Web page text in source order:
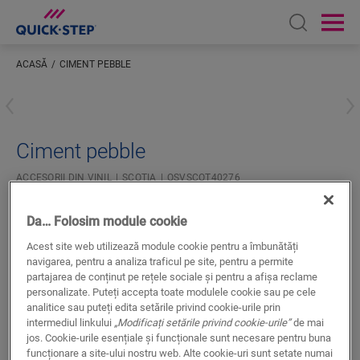
Open
ACASĂ CIMENT PEBBLE
Ciment pebble
ACCESORII DIN VINIL SCOTIA QSVSCOT40276
Pentru pardoseală din vinilin
La culoare cu podeaua dvs.
Strat superior rezistent la zgâriere
Da… Folosim module cookie
Acest site web utilizează module cookie pentru a îmbunătăți
navigarea, pentru a analiza traficul pe site, pentru a permite
partajarea de conținut pe rețele sociale și pentru a afișa reclame
personalizate. Puteți accepta toate modulele cookie sau pe cele
analitice sau puteți edita setările privind cookie-urile prin
intermediul linkului „Modificați setările privind cookie-urile”de mai
jos. Cookie-urile esențiale și funcționale sunt necesare pentru buna
funcționare a site-ului nostru web. Alte cookie-uri sunt setate numai